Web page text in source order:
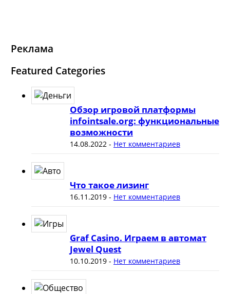
Реклама
Featured Categories
Обзор игровой платформы
infointsale.org: функциональные
возможности
14.08.2022- Нет комментариев
Что такое лизинг
16.11.2019- Нет комментариев
Graf Casino. Играем в автомат
Jewel Quest
10.10.2019- Нет комментариев